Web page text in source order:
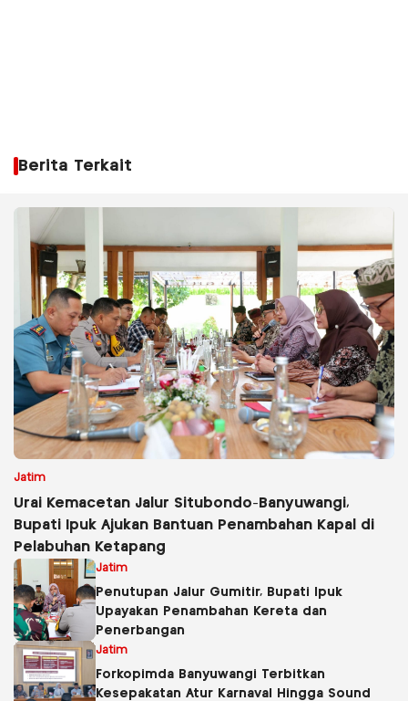
Berita Terkait
Jatim
Urai Kemacetan Jalur Situbondo-Banyuwangi,
Bupati Ipuk Ajukan Bantuan Penambahan Kapal di
Pelabuhan Ketapang
Jatim
Penutupan Jalur Gumitir, Bupati Ipuk
Upayakan Penambahan Kereta dan
Penerbangan
Jatim
Forkopimda Banyuwangi Terbitkan
Kesepakatan Atur Karnaval Hingga Sound